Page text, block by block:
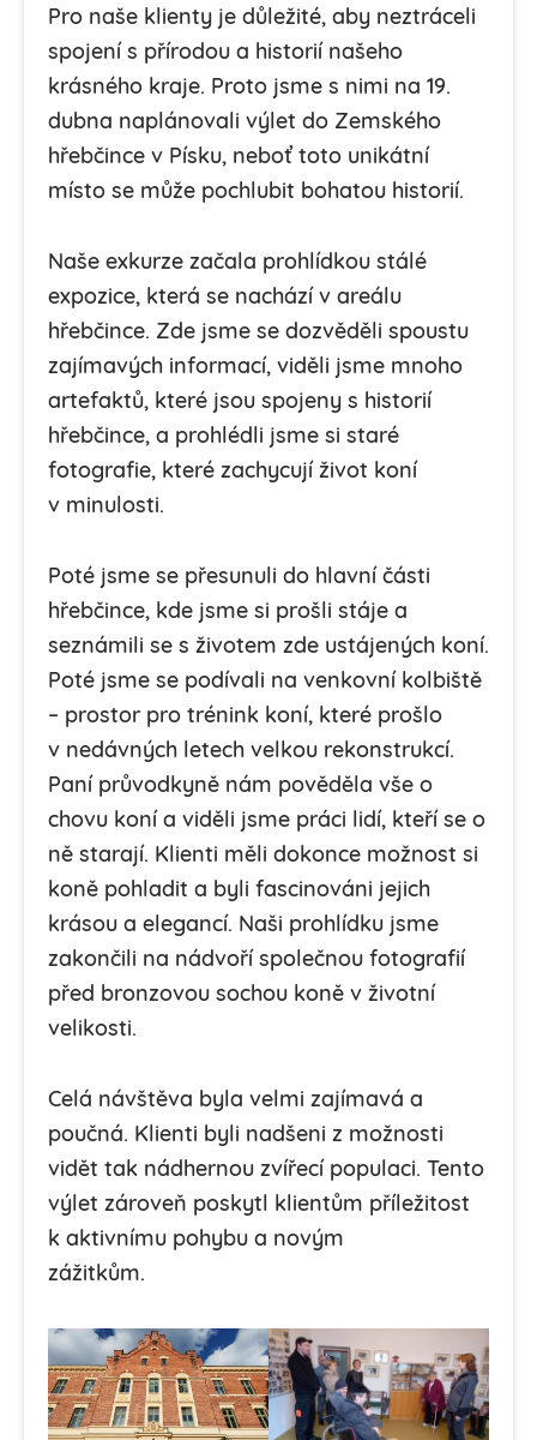
Pro naše klienty je důležité, aby neztráceli
spojení s přírodou a historií našeho
krásného kraje. Proto jsme s nimi na 19.
dubna naplánovali výlet do Zemského
hřebčince v Písku, neboť toto unikátní
místo se může pochlubit bohatou historií.
Naše exkurze začala prohlídkou stálé
expozice, která se nachází v areálu
hřebčince. Zde jsme se dozvěděli spoustu
zajímavých informací, viděli jsme mnoho
artefaktů, které jsou spojeny s historií
hřebčince, a prohlédli jsme si staré
fotografie, které zachycují život koní
v minulosti.
Poté jsme se přesunuli do hlavní části
hřebčince, kde jsme si prošli stáje a
seznámili se s životem zde ustájených koní.
Poté jsme se podívali na venkovní kolbiště
– prostor pro trénink koní, které prošlo
v nedávných letech velkou rekonstrukcí.
Paní průvodkyně nám pověděla vše o
chovu koní a viděli jsme práci lidí, kteří se o
ně starají. Klienti měli dokonce možnost si
koně pohladit a byli fascinováni jejich
krásou a elegancí. Naši prohlídku jsme
zakončili na nádvoří společnou fotografií
před bronzovou sochou koně v životní
velikosti.
Celá návštěva byla velmi zajímavá a
poučná. Klienti byli nadšeni z možnosti
vidět tak nádhernou zvířecí populaci. Tento
výlet zároveň poskytl klientům příležitost
k aktivnímu pohybu a novým
zážitkům.